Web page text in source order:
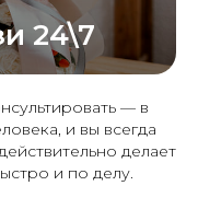
24\7
— в
и вы всегда
делает
и по делу.